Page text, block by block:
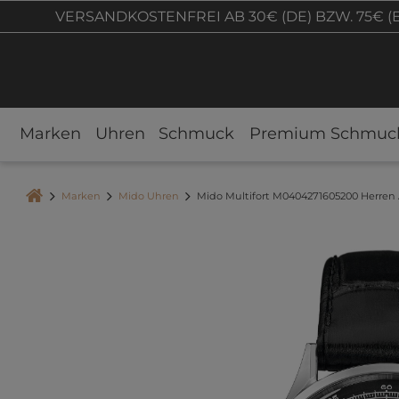
VERSANDKOSTENFREI AB 30€ (DE) BZW. 75€
Marken Uhren Schmuck Premium
Marken Mido Uhren Mido Multifort M0404271605200